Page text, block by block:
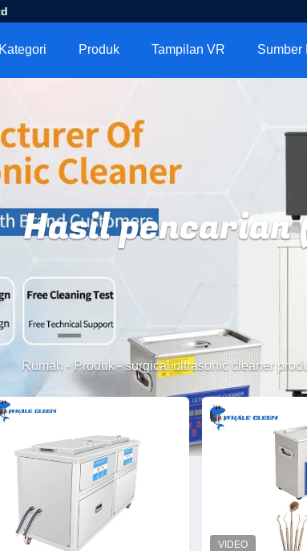
Kategori Produk Tampilan VR Sumber
Hasil pencarian
Rumah - Produk-surgical ultrasonic cleaner